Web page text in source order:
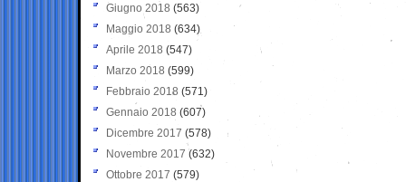
Giugno 2018 (563)
Maggio 2018 (634)
Aprile 2018 (547)
Marzo 2018 (599)
Febbraio 2018 (571)
Gennaio 2018 (607)
Dicembre 2017 (578)
Novembre 2017 (632)
Ottobre 2017 (579)